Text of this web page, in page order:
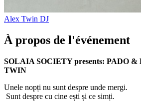
Alex Twin DJ
À propos de l'événement
SOLAIA SOCIETY presents: PADO
TWIN
Unele nopți nu sunt despre unde mergi.
Sunt despre cu cine ești și ce simți.